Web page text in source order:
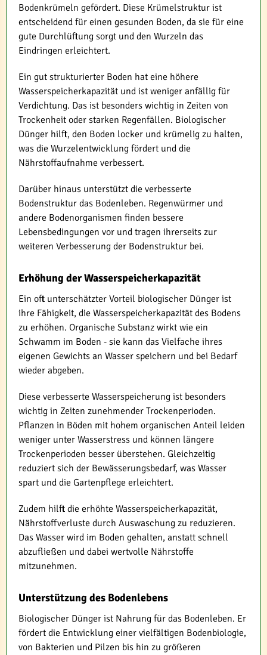
Bodenkrümeln gefördert. Diese Krümelstruktur ist
entscheidend für einen gesunden Boden, da sie für eine
gute Durchlüftung sorgt und den Wurzeln das
Eindringen erleichtert.
Ein gut strukturierter Boden hat eine höhere
Wasserspeicherkapazität und ist weniger anfällig für
Verdichtung. Das ist besonders wichtig in Zeiten von
Trockenheit oder starken Regenfällen. Biologischer
Dünger hilft, den Boden locker und krümelig zu halten,
was die Wurzelentwicklung fördert und die
Nährstoffaufnahme verbessert.
Darüber hinaus unterstützt die verbesserte
Bodenstruktur das Bodenleben. Regenwürmer und
andere Bodenorganismen finden bessere
Lebensbedingungen vor und tragen ihrerseits zur
weiteren Verbesserung der Bodenstruktur bei.
Erhöhung der Wasserspeicherkapazität
Ein oft unterschätzter Vorteil biologischer Dünger ist
ihre Fähigkeit, die Wasserspeicherkapazität des Bodens
zu erhöhen. Organische Substanz wirkt wie ein
Schwamm im Boden - sie kann das Vielfache ihres
eigenen Gewichts an Wasser speichern und bei Bedarf
wieder abgeben.
Diese verbesserte Wasserspeicherung ist besonders
wichtig in Zeiten zunehmender Trockenperioden.
Pflanzen in Böden mit hohem organischen Anteil leiden
weniger unter Wasserstress und können längere
Trockenperioden besser überstehen. Gleichzeitig
reduziert sich der Bewässerungsbedarf, was Wasser
spart und die Gartenpflege erleichtert.
Zudem hilft die erhöhte Wasserspeicherkapazität,
Nährstoffverluste durch Auswaschung zu reduzieren.
Das Wasser wird im Boden gehalten, anstatt schnell
abzufließen und dabei wertvolle Nährstoffe
mitzunehmen.
Unterstützung des Bodenlebens
Biologischer Dünger ist Nahrung für das Bodenleben. Er
fördert die Entwicklung einer vielfältigen Bodenbiologie,
von Bakterien und Pilzen bis hin zu größeren